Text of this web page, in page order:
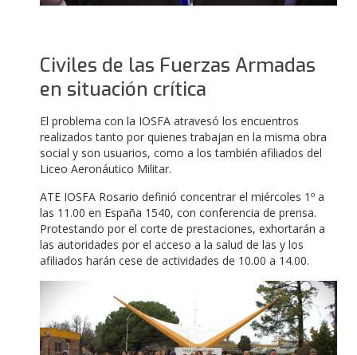
Civiles de las Fuerzas Armadas
en situación crítica
El problema con la IOSFA atravesó los encuentros
realizados tanto por quienes trabajan en la misma obra
social y son usuarios, como a los también afiliados del
Liceo Aeronáutico Militar.
ATE IOSFA Rosario definió concentrar el miércoles 1º a
las 11.00 en España 1540, con conferencia de prensa.
Protestando por el corte de prestaciones, exhortarán a
las autoridades por el acceso a la salud de las y los
afiliados harán cese de actividades de 10.00 a 14.00.